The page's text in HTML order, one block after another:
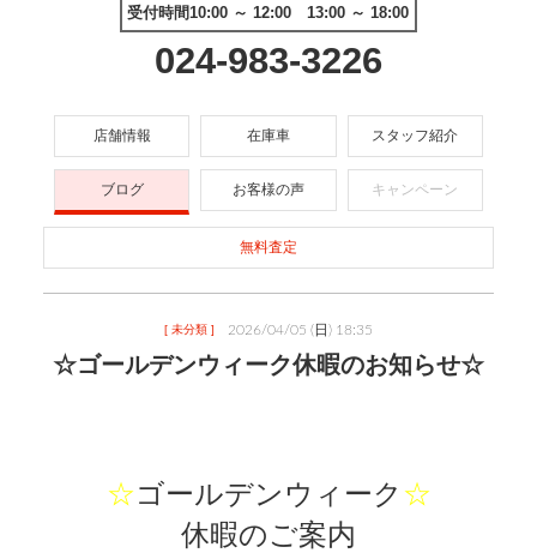
受付時間10:00 ～ 12:00 13:00 ～ 18:00
024-983-3226
店舗情報 在庫車 スタッフ紹介
ブログ お客様の声 キャンペーン
無料査定
[ 未分類 ] 2026/04/05 (日) 18:35
☆ゴールデンウィーク休暇のお知らせ☆
☆ゴールデンウィーク ☆
休暇のご案内